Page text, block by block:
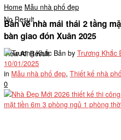
No Result
View All Result
Home Mẫu nhà phố đẹp
Bản vẽ nhà mái thái 2 tầng
bàn giao đón Xuân 2025
by Trương Khắc
10/01/2025
in Mẫu nhà phố đẹp, Thiết kế nhà phố
0